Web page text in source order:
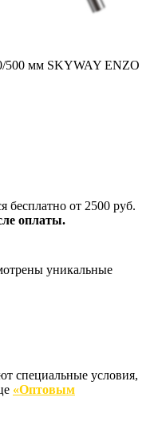
500 мм SKYWAY ENZO
бесплатно от 2500 руб.
оплаты.
уникальные
специальные условия,
«Оптовым